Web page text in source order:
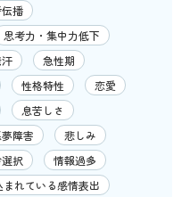
播
思考力・集中力低下
急性期
性格特性
恋愛
息苦しさ
障害
悲しみ
択
情報過多
れている感情表出